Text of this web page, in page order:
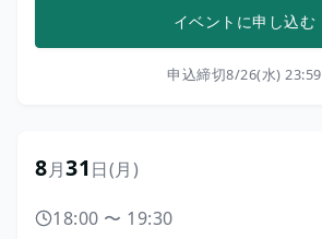
イベントに申し込む
申込締切8/26(水) 23:59
8月31日(月)
18:00 〜 19:30